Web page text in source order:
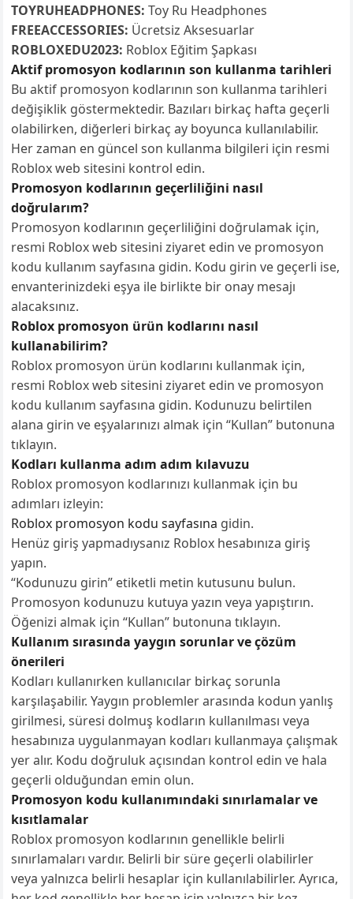
TOYRUHEADPHONES: Toy Ru Headphones
FREEACCESSORIES: Ücretsiz Aksesuarlar
ROBLOXEDU2023: Roblox Eğitim Şapkası
Aktif promosyon kodlarının son kullanma tarihleri
Bu aktif promosyon kodlarının son kullanma tarihleri
değişiklik göstermektedir. Bazıları birkaç hafta geçerli
olabilirken, diğerleri birkaç ay boyunca kullanılabilir.
Her zaman en güncel son kullanma bilgileri için resmi
Roblox web sitesini kontrol edin.
Promosyon kodlarının geçerliliğini nasıl
doğrularım?
Promosyon kodlarının geçerliliğini doğrulamak için,
resmi Roblox web sitesini ziyaret edin ve promosyon
kodu kullanım sayfasına gidin. Kodu girin ve geçerli ise,
envanterinizdeki eşya ile birlikte bir onay mesajı
alacaksınız.
Roblox promosyon ürün kodlarını nasıl
kullanabilirim?
Roblox promosyon ürün kodlarını kullanmak için,
resmi Roblox web sitesini ziyaret edin ve promosyon
kodu kullanım sayfasına gidin. Kodunuzu belirtilen
alana girin ve eşyalarınızı almak için “Kullan” butonuna
tıklayın.
Kodları kullanma adım adım kılavuzu
Roblox promosyon kodlarınızı kullanmak için bu
adımları izleyin:
Roblox promosyon kodu sayfasına gidin.
Henüz giriş yapmadıysanız Roblox hesabınıza giriş
yapın.
“Kodunuzu girin” etiketli metin kutusunu bulun.
Promosyon kodunuzu kutuya yazın veya yapıştırın.
Öğenizi almak için “Kullan” butonuna tıklayın.
Kullanım sırasında yaygın sorunlar ve çözüm
önerileri
Kodları kullanırken kullanıcılar birkaç sorunla
karşılaşabilir. Yaygın problemler arasında kodun yanlış
girilmesi, süresi dolmuş kodların kullanılması veya
hesabınıza uygulanmayan kodları kullanmaya çalışmak
yer alır. Kodu doğruluk açısından kontrol edin ve hala
geçerli olduğundan emin olun.
Promosyon kodu kullanımındaki sınırlamalar ve
kısıtlamalar
Roblox promosyon kodlarının genellikle belirli
sınırlamaları vardır. Belirli bir süre geçerli olabilirler
veya yalnızca belirli hesaplar için kullanılabilirler. Ayrıca,